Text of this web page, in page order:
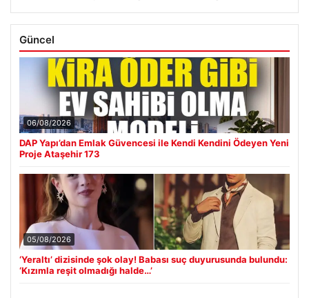
Güncel
06/08/2026
DAP Yapı’dan Emlak Güvencesi ile Kendi Kendini Ödeyen Yeni
Proje Ataşehir 173
05/08/2026
‘Yeraltı’ dizisinde şok olay! Babası suç duyurusunda bulundu:
‘Kızımla reşit olmadığı halde…’